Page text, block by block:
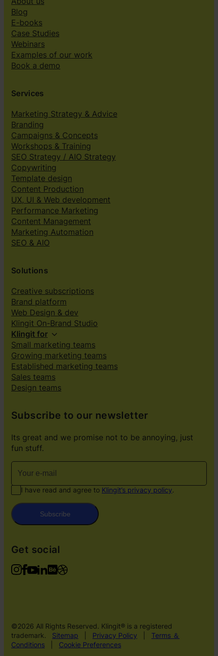
Blog
E-books
Case Studies
Webinars
Examples of our work
Book a demo
Services
Marketing Strategy & Advice
Branding
Campaigns & Concepts
Workshops & Training
SEO Strategy / AIO Strategy
Copywriting
Template design
Content Production
UX, UI & Web development
Performance Marketing
Content Management
Marketing Automation
SEO & AIO
Solutions
Creative subscriptions
Brand platform
Web Design & dev
Klingit On-Brand Studio
Klingit for
Small marketing teams
Growing marketing teams
Established marketing teams
Sales teams
Design teams
Subscribe to our newsletter
Its great and we promise not to be annoying, just
fun stuff.
I have read and agree to Klingit’s privacy policy.
Subscribe
Get social
©2026 All Rights Reserved. Klingit® is a registered
trademark.
Sitemap Privacy Policy
Terms ＆
Conditions
Cookie Preferences